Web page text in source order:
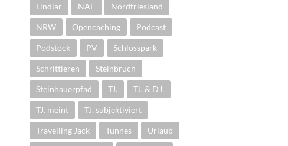
Lindlar NAE Nordfriesland
NRW Opencaching Podcast
Podstock PV Schlosspark
Schrittieren Steinbruch
Steinhauerpfad TJ. TJ. & DJ.
TJ. meint TJ. subjektiviert
Travelling Jack Tünnes Urlaub